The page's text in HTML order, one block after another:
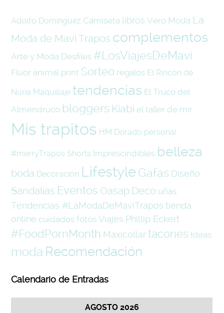
Adolfo Domínguez Camiseta libros Vero Moda La
Moda de Mavi Trapos complementos
Arte y Moda Desfiles #LosViajesDeMavi
Fluor animal print Sorteo regalos El Rincón de
Nuria Maquillaje tendencias El Truco del
Almendruco bloggers Kiabi el taller de mir
Mis trapitos HM Dorado personal
#merryTrapos Shorts Imprescindibles belleza
boda Decoración LifestyleGafas Diseño
Sandalias Eventos Oasap Deco uñas
Tendencias #LaModaDeMaviTrapos tienda
online cuidados fotos Viajes Phillip Eckert
#FoodPornMonth Maxicollar tacones Ideas
moda Recomendación
Calendario de Entradas
AGOSTO 2026